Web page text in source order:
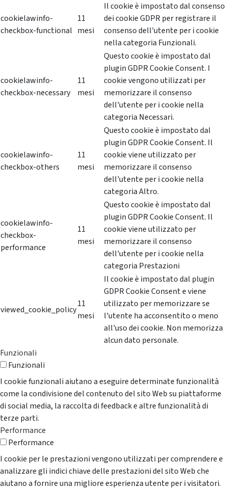
cookielawinfo-
checkbox-functional
11
mesi
Il cookie è impostato dal consenso
dei cookie GDPR per registrare il
consenso dell'utente per i cookie
nella categoria Funzionali.
cookielawinfo-
checkbox-necessary
11
mesi
Questo cookie è impostato dal
plugin GDPR Cookie Consent. I
cookie vengono utilizzati per
memorizzare il consenso
dell'utente per i cookie nella
categoria Necessari.
cookielawinfo-
checkbox-others
11
mesi
Questo cookie è impostato dal
plugin GDPR Cookie Consent. Il
cookie viene utilizzato per
memorizzare il consenso
dell'utente per i cookie nella
categoria Altro.
cookielawinfo-
checkbox-
performance
11
mesi
Questo cookie è impostato dal
plugin GDPR Cookie Consent. Il
cookie viene utilizzato per
memorizzare il consenso
dell'utente per i cookie nella
categoria Prestazioni
viewed_cookie_policy
11
mesi
Il cookie è impostato dal plugin
GDPR Cookie Consent e viene
utilizzato per memorizzare se
l'utente ha acconsentito o meno
all'uso dei cookie. Non memorizza
alcun dato personale.
Funzionali
Funzionali
I cookie funzionali aiutano a eseguire determinate funzionalità
come la condivisione del contenuto del sito Web su piattaforme
di social media, la raccolta di feedback e altre funzionalità di
terze parti.
Performance
Performance
I cookie per le prestazioni vengono utilizzati per comprendere e
analizzare gli indici chiave delle prestazioni del sito Web che
aiutano a fornire una migliore esperienza utente per i visitatori.